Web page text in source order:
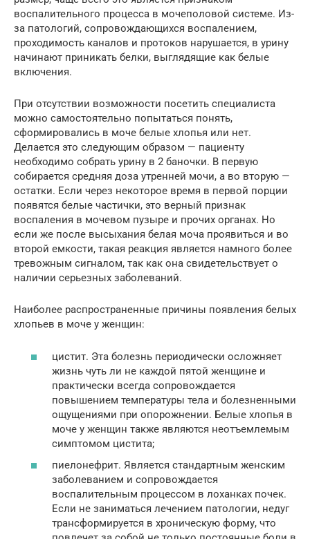
воспалительного процесса в мочеполовой системе. Из-
за патологий, сопровождающихся воспалением,
проходимость каналов и протоков нарушается, в урину
начинают приникать белки, выглядящие как белые
включения.
При отсутствии возможности посетить специалиста
можно самостоятельно попытаться понять,
сформировались в моче белые хлопья или нет.
Делается это следующим образом — пациенту
необходимо собрать урину в 2 баночки. В первую
собирается средняя доза утренней мочи, а во вторую —
остатки. Если через некоторое время в первой порции
появятся белые частички, это верный признак
воспаления в мочевом пузыре и прочих органах. Но
если же после высыхания белая моча проявиться и во
второй емкости, такая реакция является намного более
тревожным сигналом, так как она свидетельствует о
наличии серьезных заболеваний.
Наиболее распространенные причины появления белых
хлопьев в моче у женщин:
цистит. Эта болезнь периодически осложняет
жизнь чуть ли не каждой пятой женщине и
практически всегда сопровождается
повышением температуры тела и болезненными
ощущениями при опорожнении. Белые хлопья в
моче у женщин также являются неотъемлемым
симптомом цистита;
пиелонефрит. Является стандартным женским
заболеванием и сопровождается
воспалительным процессом в лоханках почек.
Если не заниматься лечением патологии, недуг
трансформируется в хроническую форму, что